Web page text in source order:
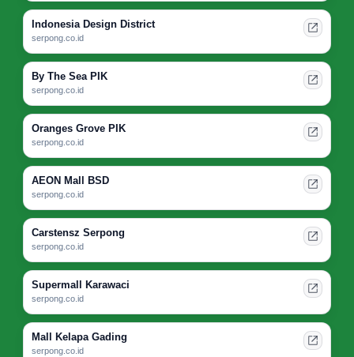
Indonesia Design District
serpong.co.id
By The Sea PIK
serpong.co.id
Oranges Grove PIK
serpong.co.id
AEON Mall BSD
serpong.co.id
Carstensz Serpong
serpong.co.id
Supermall Karawaci
serpong.co.id
Mall Kelapa Gading
serpong.co.id